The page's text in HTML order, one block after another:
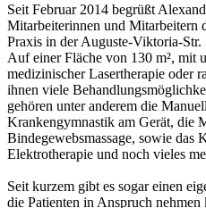
Seit Februar 2014 begrüßt
Mitarbeiterinnen und Mitarbeitern
Praxis in der Auguste-Viktoria-
Auf einer Fläche von 130 m², mit
medizinischer Lasertherapie oder
ihnen viele
gehören unter anderem die
Krankengymnastik am Gerät, die
Bindegewebsmassage, sowie das
Elektrotherapie und noch vieles
Seit kurzem gibt es sogar einen
die Patienten in Anspruch